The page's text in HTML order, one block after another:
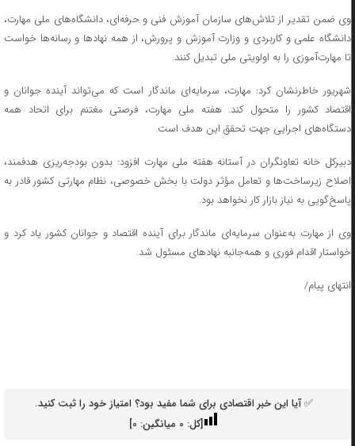
وی ضمن تقدیر از تلاش‌های سازمان آموزش فنی و حرفه‌ای، دانشگاه‌های ملی مهارت،
دانشگاه علمی و کاربردی و وزارت آموزش و پرورش، از همه نهادها و رسانه‌ها خواست
تا مهارت‌آموزی را به اولویتی ملی تبدیل کنند.
شهریور خاطرنشان کرد: مهارت، سرمایه‌ای ماندگار است که می‌تواند آینده جوانان و
اقتصاد کشور را متحول کند. هفته ملی مهارت، فرصتی مغتنم برای اتحاد همه
دستگاه‌های اجرایی جهت تحقق این هدف است.
دبیرکل خانه تعاونگران در آستانه هفته ملی مهارت افزود: بدون بودجه‌ریزی هدفمند،
اصلاح زیرساخت‌ها و تعامل مؤثر دولت با بخش خصوصی، نظام مهارتی کشور قادر به
پاسخ‌گویی به نیاز بازار کار نخواهد بود.
وی از مهارت به‌عنوان سرمایه‌ای ماندگار برای آینده اقتصاد و جوانان کشور یاد کرد و
خواستار اقدام فوری و همه‌جانبه نهادهای مسئول شد.
انتهای پیام/
✅ آیا این خبر اقتصادی برای شما مفید بود؟ امتیاز خود را ثبت کنید.
[کل: 0میانگین: 0
]